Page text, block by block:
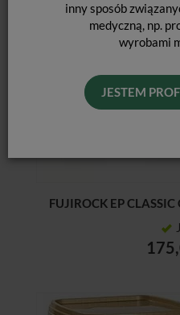
inny sposób
medyczną, np.
wyrobami
JESTEM
FUJIROCK EP